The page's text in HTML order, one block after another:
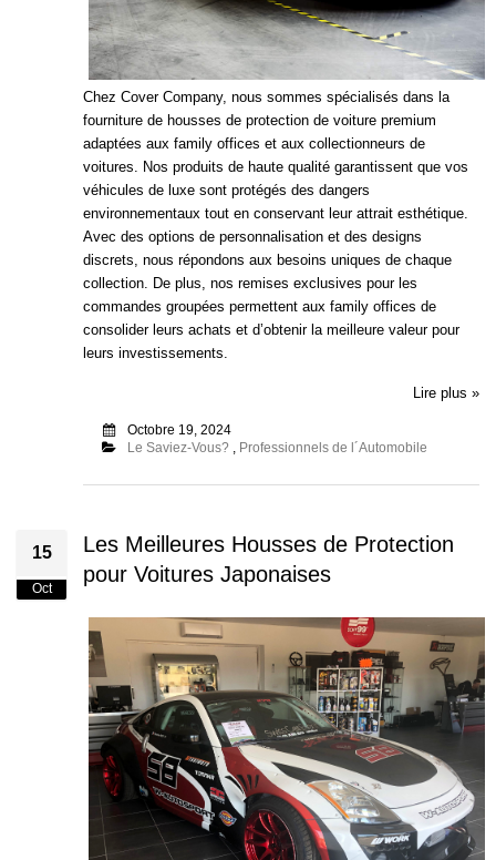
Chez Cover Company, nous sommes spécialisés dans la
fourniture de housses de protection de voiture premium
adaptées aux family offices et aux collectionneurs de
voitures. Nos produits de haute qualité garantissent que vos
véhicules de luxe sont protégés des dangers
environnementaux tout en conservant leur attrait esthétique.
Avec des options de personnalisation et des designs
discrets, nous répondons aux besoins uniques de chaque
collection. De plus, nos remises exclusives pour les
commandes groupées permettent aux family offices de
consolider leurs achats et d’obtenir la meilleure valeur pour
leurs investissements.
Lire plus »
Octobre 19, 2024
Le Saviez-Vous?, Professionnels de l´Automobile
15
Oct
Les Meilleures Housses de Protection
pour Voitures Japonaises